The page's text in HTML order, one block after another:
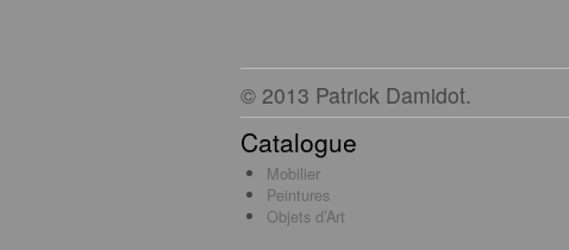
© 2013 Patrick Damidot.
Catalogue
Mobilier
Peintures
Objets d’Art